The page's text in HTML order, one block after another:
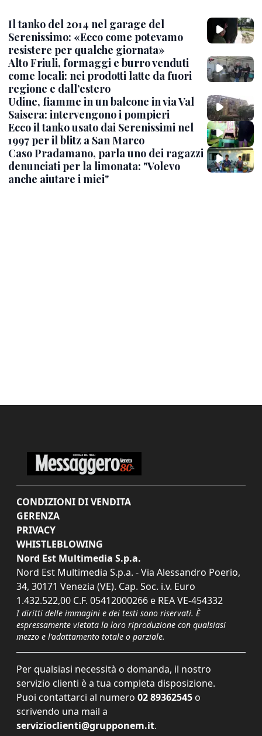
Il tanko del 2014 nel garage del
Serenissimo: «Ecco come potevamo
resistere per qualche giornata»
Alto Friuli, formaggi e burro venduti
come locali: nei prodotti latte da fuori
regione e dall’estero
Udine, fiamme in un balcone in via Val
Saisera: intervengono i pompieri
Ecco il tanko usato dai Serenissimi nel
1997 per il blitz a San Marco
Caso Pradamano, parla uno dei ragazzi
denunciati per la limonata: "Volevo
anche aiutare i miei"
CONDIZIONI DI VENDITA
GERENZA
PRIVACY
WHISTLEBLOWING
Nord Est Multimedia S.p.a.
Nord Est Multimedia S.p.a. - Via Alessandro Poerio,
34, 30171 Venezia (VE). Cap. Soc. i.v. Euro
1.432.522,00 C.F. 05412000266 e REA VE-454332
I diritti delle immagini e dei testi sono riservati. È
espressamente vietata la loro riproduzione con qualsiasi
mezzo e l'adattamento totale o parziale.
Per qualsiasi necessità o domanda, il nostro
servizio clienti è a tua completa disposizione.
Puoi contattarci al numero 02 89362545 o
scrivendo una mail a
servizioclienti@grupponem.it.